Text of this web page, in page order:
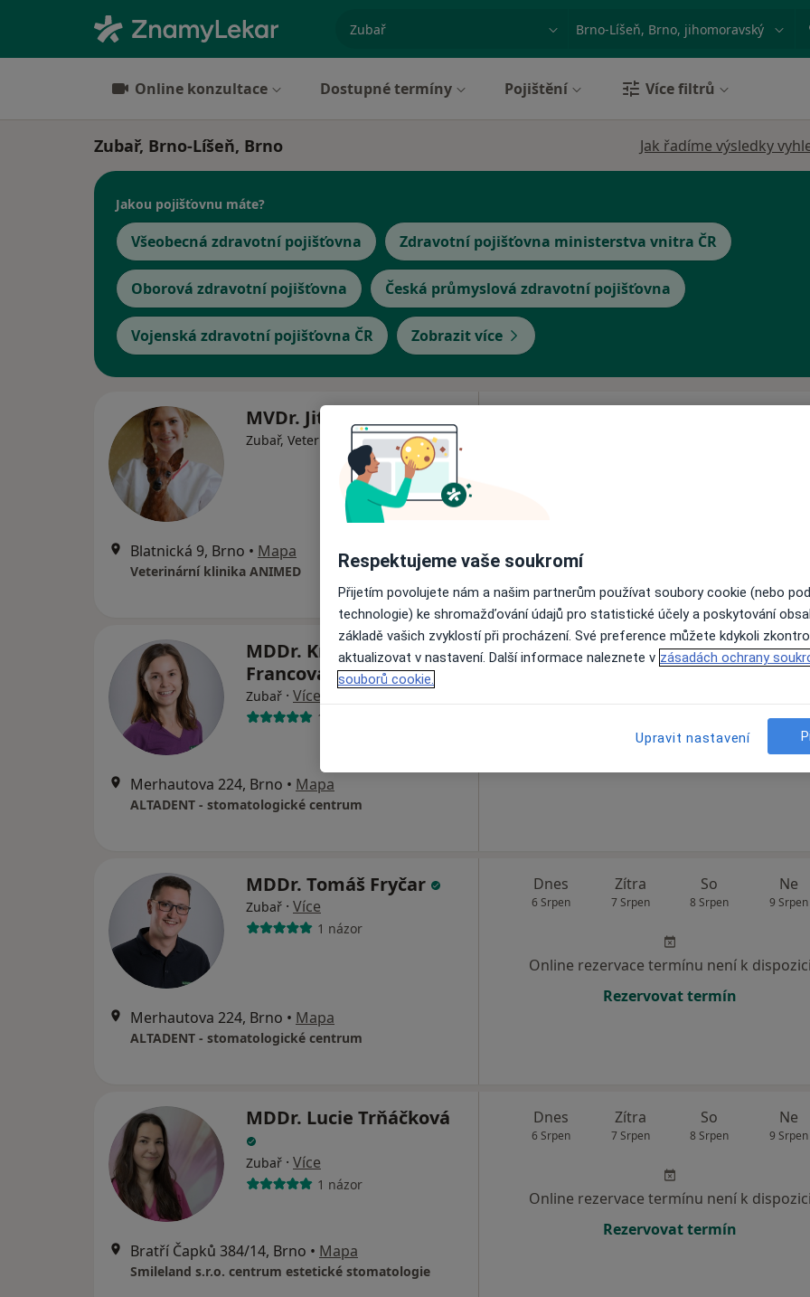
specializace, nemoc nebo příjmení Město nebo region
Online konzultace Dostupné termíny Pojištění Více filtrů
Zubař, Brno-Líšeň, Brno Jak řadíme výsledky
Jakou pojišťovnu máte?
Všeobecná zdravotní pojišťovna Zdravotní pojišťovna ministerstva vnitra ČR
Oborová zdravotní pojišťovna Česká průmyslová zdravotní pojišťovna
Vojenská zdravotní pojišťovna ČR Zobrazit více
MVDr. Jitka Pfeifrová
Zubař, Veterinář, Internista
Blatnická 9, Brno • Mapa
Veterinární klinika ANIMED
MDDr. Kristýna
Francová
Zubař · Více
1 názor
Merhautova 224, Brno • Mapa
ALTADENT - stomatologické centrum
Dnes Zítra So
8 Srpen
Ne
9 Srpen
Online rezervace termínu není k
MDDr. Tomáš Fryčar
Zubař · Více
1 názor
Merhautova 224, Brno • Mapa
ALTADENT - stomatologické centrum
Dnes
6 Srpen
Zítra
7 Srpen
So
8 Srpen
Ne
9 Srpen
Online rezervace termínu není k dispozici
Rezervovat termín
MDDr. Lucie Trňáčková
Zubař · Více
1 názor
Bratří Čapků 384/14, Brno • Mapa
Smileland s.r.o. centrum estetické stomatologie
Dnes
6 Srpen
Zítra
7 Srpen
So
8 Srpen
Ne
9 Srpen
Online rezervace termínu není k dispozici
Rezervovat termín
Respektujeme vaše soukromí
Přijetím povolujete nám a našim partnerům používat soubory cookie (nebo
technologie) ke shromažďování údajů pro statistické účely a poskytování
základě vašich zvyklostí při procházení. Své preference můžete kdykoli
aktualizovat v nastavení. Další informace naleznete v zásadách ochrany
souborů cookie.
Upravit nastavení